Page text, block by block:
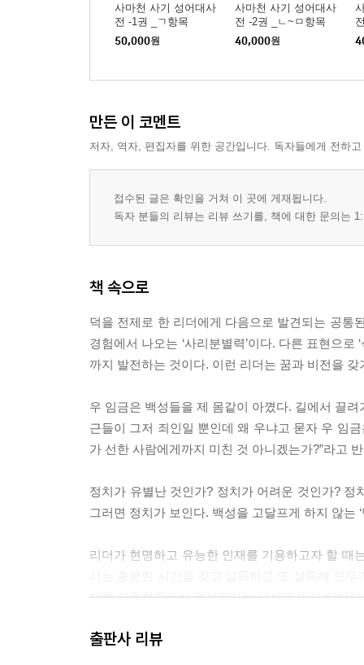
뽐내고 뻐기는 자를 조심하라
의리는 여전히 무엇보다 중요하다
함부로 말하지 마라
때로는 자존심이 중요하다
숫자에 관련된 사항은 추호의 어긋남이 없다
이해관계의 본질을 이해하라
위임하고 위임하고 또 위임하라
유언비어를 방치하지 마라
필요는 상황에 따라 다르게 나타난다
회식, 동서고금을 막론하고 신나고 즐거운 자리
인재가 흥망을 좌우한다
사마천 사기 성어대사
전 -1권 _ㄱ항목
50,000원
사마천 사기 성어대사
전 -2권 _ㄴ~ㅁ항목
40,000원
만든 이 코멘트
저자, 역자, 편집자를 위한 공간입니다. 독자들에게 전하
접수된 글은 확인을 거쳐 이 곳에 게재됩니다.
독자 분들의 리뷰는 리뷰 쓰기를, 책에 대한 문의는
책 속으로
덕을 전제로 한 리더에게 다음으로 발견되는 공통
경험에서 나오는 ‘사리분별력’이다. 다른 표현으
까지 발전하는 것이다. 이런 리더는 꿈과 비전을
우 임금은 백성들을 제 몸같이 아꼈다. 길에서 끌
근들이 그저 죄인일 뿐인데 왜 우냐고 묻자 우 임
가 선한 사람에게까지 미친 것 아니겠는가?”라고
정치가 유별난 것인가? 정치가 어려운 것인가?
그러면 정치가 보인다. 백성을 고달프게 하지 않는
리더가 현명하고 유능한 인재를 기용하고자 할 때
재를 기용함으로써 완성된다는 사실을 잊지 말아
리더가 각박하면 백성들도 각박해진다. 리더가 관
출판사 리뷰